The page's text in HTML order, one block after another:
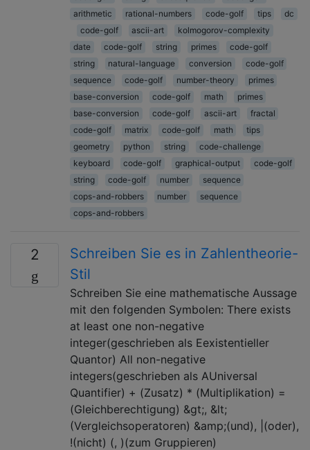
arithmetic
rational-numbers code-golf tips
dc
code-golf
ascii-art
kolmogorov-complexity
date
code-golf string primes
code-golf
string
natural-language conversion
code-golf
sequence
code-golf number-theory
primes
base-conversion
code-golf math
primes
base-conversion
code-golf ascii-art
fractal
code-golf
matrix code-golf math
tips
geometry
python string
code-challenge
keyboard
code-golf graphical-output
code-golf
string
code-golf number
sequence
cops-and-robbers
number
sequence
cops-and-robbers
2
Schreiben Sie es in Zahlentheorie-
Stil
Schreiben Sie eine mathematische Aussage
mit den folgenden Symbolen: There exists
at least one non-negative
integer(geschrieben als Eexistentieller
Quantor) All non-negative
integers(geschrieben als AUniversal
Quantifier) + (Zusatz) * (Multiplikation) =
(Gleichberechtigung) &gt;, &lt;
(Vergleichsoperatoren) &amp;(und), |(oder),
!(nicht) (, )(zum Gruppieren)